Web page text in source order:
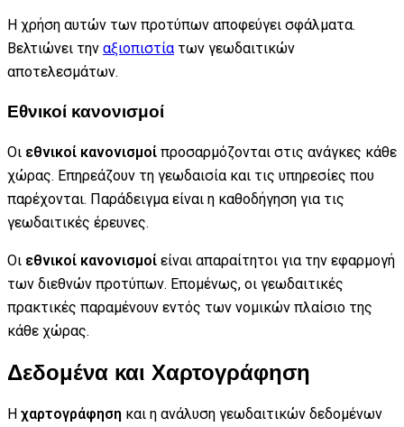
Η χρήση αυτών των προτύπων αποφεύγει σφάλματα.
Βελτιώνει την αξιοπιστία των γεωδαιτικών
αποτελεσμάτων.
Εθνικοί κανονισμοί
Οι εθνικοί κανονισμοί προσαρμόζονται στις ανάγκες κάθε
χώρας. Επηρεάζουν τη γεωδαισία και τις υπηρεσίες που
παρέχονται. Παράδειγμα είναι η καθοδήγηση για τις
γεωδαιτικές έρευνες.
Οι εθνικοί κανονισμοί είναι απαραίτητοι για την εφαρμογή
των διεθνών προτύπων. Επομένως, οι γεωδαιτικές
πρακτικές παραμένουν εντός των νομικών πλαίσιο της
κάθε χώρας.
Δεδομένα και Χαρτογράφηση
Η χαρτογράφηση και η ανάλυση γεωδαιτικών δεδομένων